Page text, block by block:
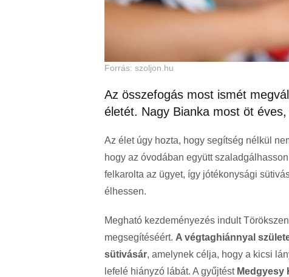
Forrás: szoljon.hu
Az összefogás most ismét
életét. Nagy Bianka most öt
Az élet úgy hozta, hogy segítség nélkül
hogy az óvodában együtt
felkarolta az ügyet, így jótékonysági
élhessen.
Megható kezdeményezés indult
megsegítéséért. A végtaghiánnyal
sütivásár, amelynek célja, hogy a kicsi
lefelé hiányzó lábát. A gyűjtést Medgyesy